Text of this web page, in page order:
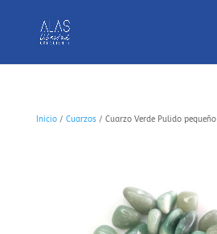
Inicio/ Cuarzos/ Cuarzo Verde Pulido pequeño